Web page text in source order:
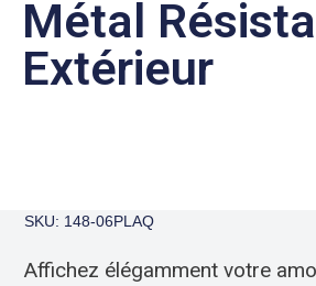
Métal
Extérieur
SKU: 148-06PLAQ
Affichez élégamment votre